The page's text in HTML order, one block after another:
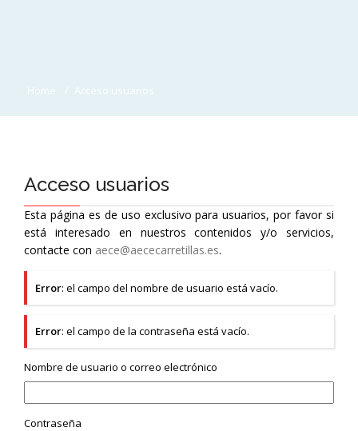
Home Acceso usuarios
Acceso usuarios
Esta página es de uso exclusivo para usuarios, por favor si
está interesado en nuestros contenidos y/o servicios,
contacte con aece@aececarretillas.es.
Error: el campo del nombre de usuario está vacío.
Error: el campo de la contraseña está vacío.
Nombre de usuario o correo electrónico
Contraseña